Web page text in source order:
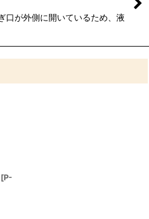
口が外側に開いているため、液
[P-